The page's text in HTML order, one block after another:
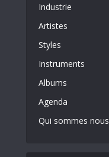
Industrie
Artistes
Styles
Instruments
Albums
Agenda
Qui sommes nous